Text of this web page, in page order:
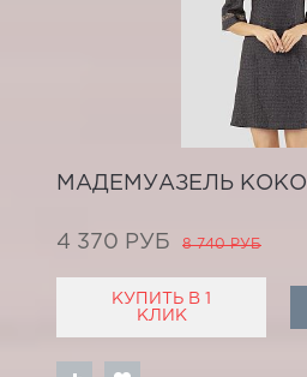
МАДЕМУАЗЕЛЬ КОКО
4 370 РУБ 8 740 РУБ
КУПИТЬ В 1
КЛИК